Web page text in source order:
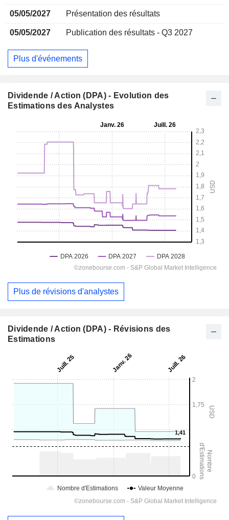
05/05/2027 Présentation des résultats
05/05/2027 Publication des résultats - Q3 2027
Plus d'événements
Dividende / Action (DPA) - Evolution des
Estimations des Analystes
Plus de révisions d'analystes
Dividende / Action (DPA) - Révisions des
Estimations